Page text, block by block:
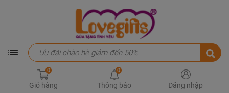
0
Giỏ hàng
0
Thông báo Đăng nhập